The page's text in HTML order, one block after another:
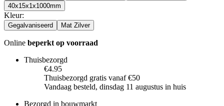
40x15x1x1000mm
Kleur:
Gegalvaniseerd Mat Zilver
Online beperkt op voorraad
Thuisbezorgd
€4.95
Thuisbezorgd gratis vanaf €50
Vandaag besteld, dinsdag 11 augustus in huis
Bezorgd in bouwmarkt